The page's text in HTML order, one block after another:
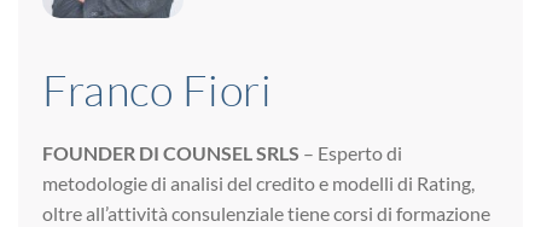
Franco Fiori
FOUNDER DI COUNSEL SRLS – Esperto di
metodologie di analisi del credito e modelli di Rating,
oltre all’attività consulenziale tiene corsi di formazione